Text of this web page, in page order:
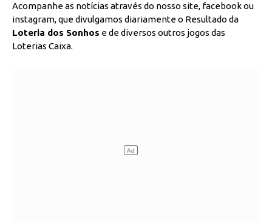
Acompanhe as notícias através do nosso site, facebook ou
instagram, que divulgamos diariamente o Resultado da
Loteria dos Sonhos e de diversos outros jogos das
Loterias Caixa.